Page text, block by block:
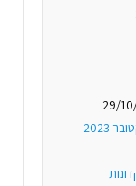
29/